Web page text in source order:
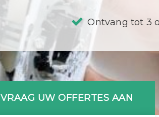
Ontvang tot 3
VRAAG UW OFFERTES AAN